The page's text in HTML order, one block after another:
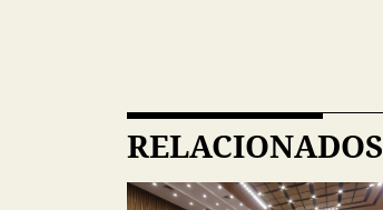
RELACIONADOS